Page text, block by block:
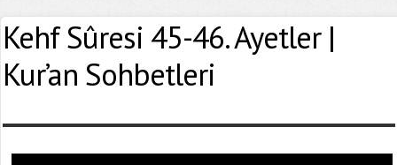
Kehf Sûresi 45-46. Ayetler |
Kur’an Sohbetleri
Yaşadığınız Hatanın Ayrıntıları